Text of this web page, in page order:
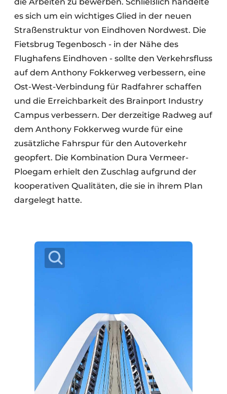
es sich um ein wichtiges Glied in der neuen
Straßenstruktur von Eindhoven Nordwest. Die
Fietsbrug Tegenbosch - in der Nähe des
Flughafens Eindhoven - sollte den Verkehrsfluss
auf dem Anthony Fokkerweg verbessern, eine
Ost-West-Verbindung für Radfahrer schaffen
und die Erreichbarkeit des Brainport Industry
Campus verbessern. Der derzeitige Radweg auf
dem Anthony Fokkerweg wurde für eine
zusätzliche Fahrspur für den Autoverkehr
geopfert. Die Kombination Dura Vermeer-
Ploegam erhielt den Zuschlag aufgrund der
kooperativen Qualitäten, die sie in ihrem Plan
dargelegt hatte.